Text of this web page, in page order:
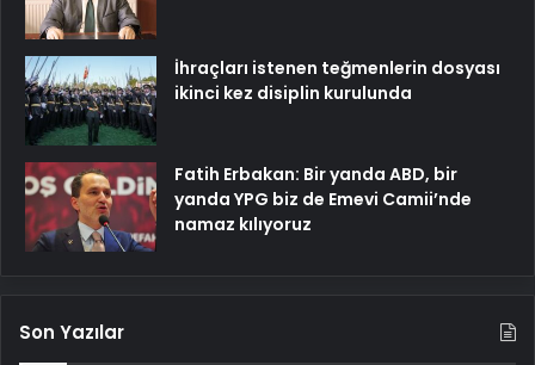
İhraçları istenen teğmenlerin dosyası
ikinci kez disiplin kurulunda
Fatih Erbakan: Bir yanda ABD, bir
yanda YPG biz de Emevi Camii’nde
namaz kılıyoruz
Son Yazılar